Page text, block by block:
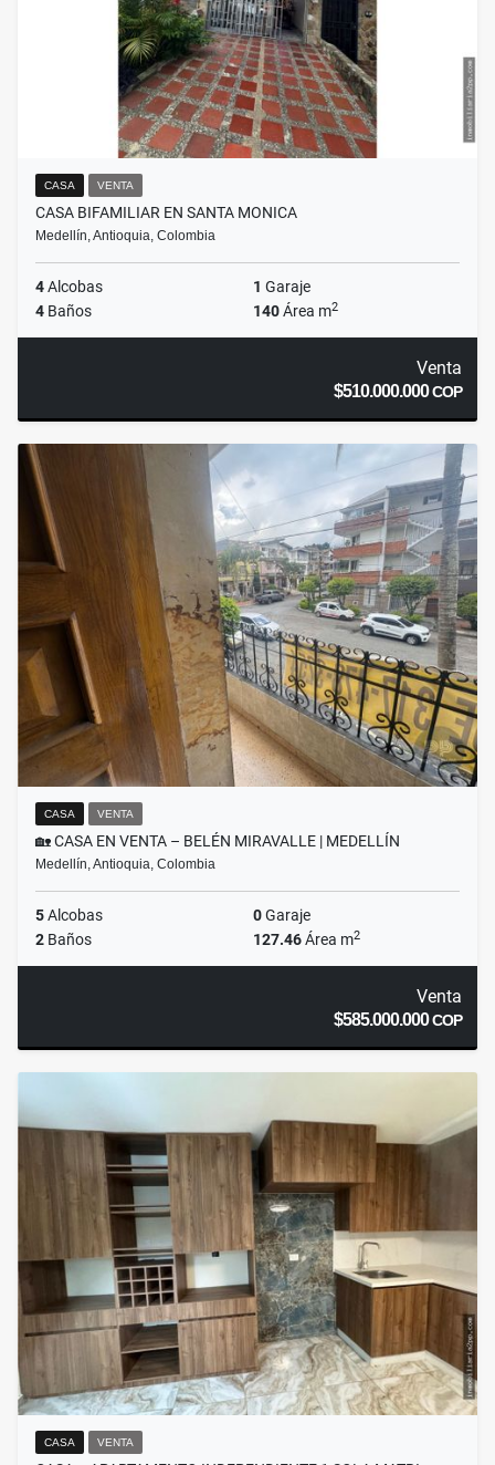
CASA VENTA
CASA BIFAMILIAR EN SANTA MONICA
Medellín, Antioquia, Colombia
4Alcobas 1 Garaje
4 Baños 140Área m2
Venta
$510.000.000COP
CASA VENTA
🏡 CASA EN VENTA – BELÉN MIRAVALLE | MEDELLÍN
Medellín, Antioquia, Colombia
5Alcobas 0Garaje
2 Baños 127.46Área m2
Venta
$585.000.000COP
CASA VENTA